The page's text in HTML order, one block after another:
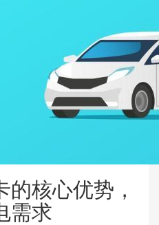
的核心优势，
需求